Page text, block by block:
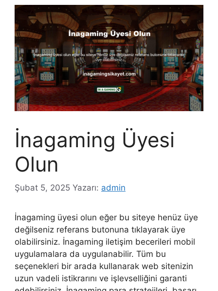
İnagaming Üyesi
Olun
Şubat 5, 2025 Yazarı: admin
İnagaming üyesi olun eğer bu siteye henüz üye
değilseniz referans butonuna tıklayarak üye
olabilirsiniz. İnagaming iletişim becerileri mobil
uygulamalara da uygulanabilir. Tüm bu
seçenekleri bir arada kullanarak web sitenizin
uzun vadeli istikrarını ve işlevselliğini garanti